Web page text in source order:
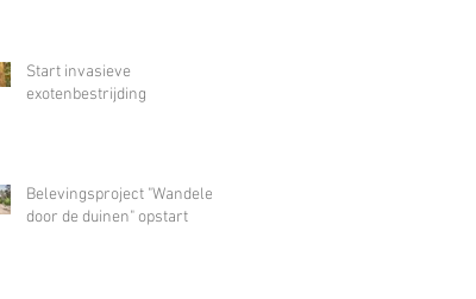
Start invasieve
exotenbestrijding
Belevingsproject "Wandelen
door de duinen" opstart